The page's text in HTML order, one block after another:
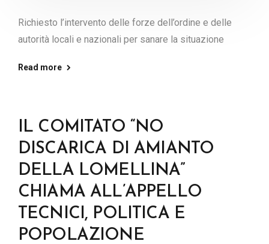
Richiesto l’intervento delle forze dell’ordine e delle
autorità locali e nazionali per sanare la situazione
Read more
IL COMITATO “NO
DISCARICA DI AMIANTO
DELLA LOMELLINA”
CHIAMA ALL’APPELLO
TECNICI, POLITICA E
POPOLAZIONE